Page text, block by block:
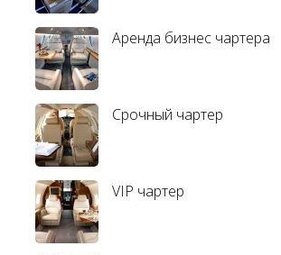
Аренда бизнес чартера
Срочный чартер
VIP чартер